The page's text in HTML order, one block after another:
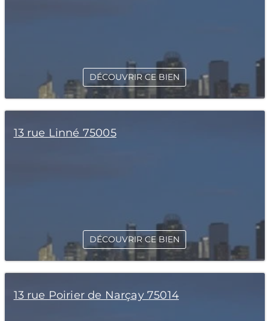
DÉCOUVRIR CE BIEN
13 rue Linné 75005
DÉCOUVRIR CE BIEN
13 rue Poirier de Narçay 75014